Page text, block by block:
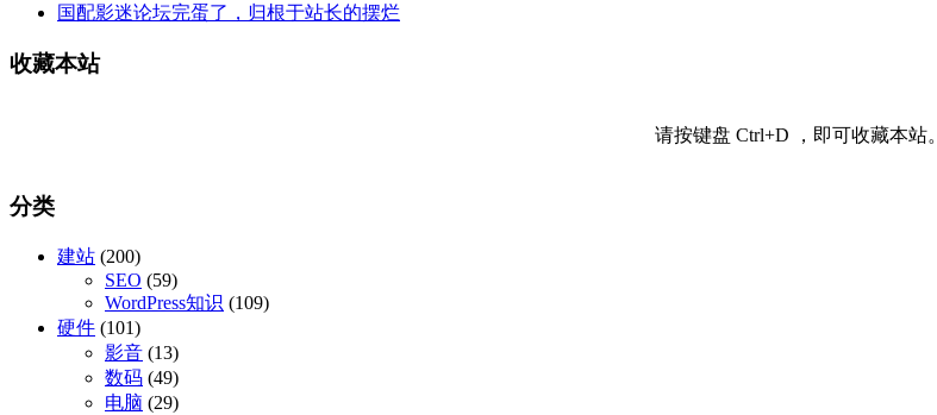
国配影迷论坛完蛋了，归根于站长的摆烂
收藏本站
请按键盘 Ctrl+D ，即可收藏本站。
分类
建站 (200)
SEO (59)
WordPress知识 (109)
硬件 (101)
影音 (13)
数码 (49)
电脑 (29)